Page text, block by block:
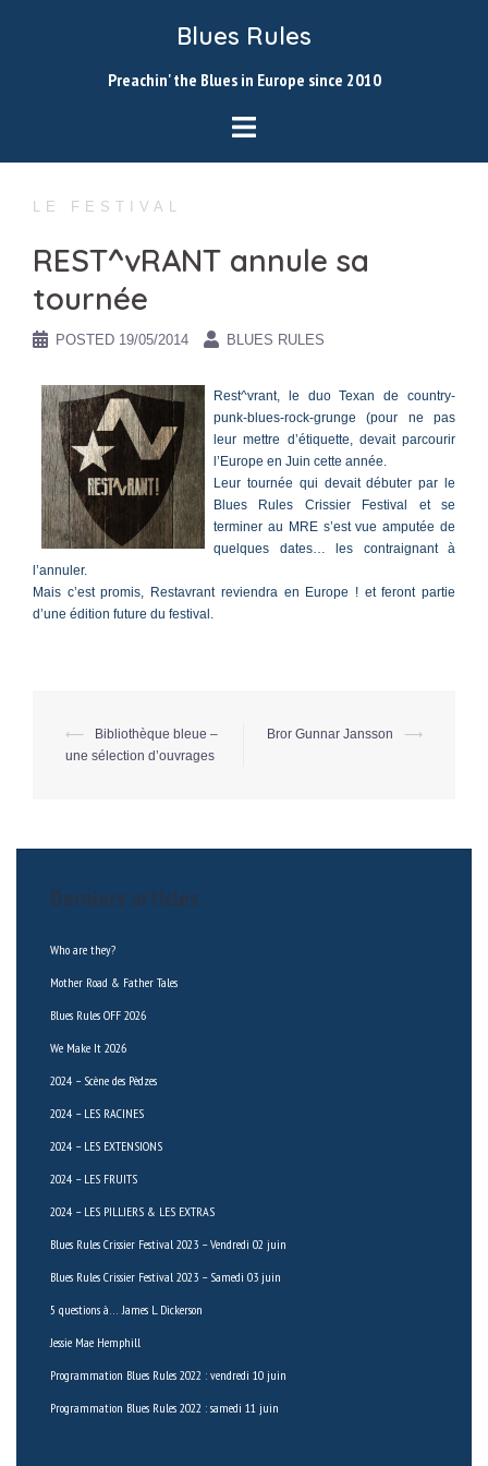
Blues Rules
Preachin' the Blues in Europe since 2010
LE FESTIVAL
REST^vRANT annule sa
tournée
POSTED 19/05/2014 BLUES RULES
Rest^vrant, le duo Texan de country-
punk-blues-rock-grunge (pour ne pas
leur mettre d’étiquette, devait parcourir
l’Europe en Juin cette année.
Leur tournée qui devait débuter par le
Blues Rules Crissier Festival et se
terminer au MRE s’est vue amputée de
quelques dates… les contraignant à
l’annuler.
Mais c’est promis, Restavrant reviendra en Europe ! et feront partie
d’une édition future du festival.
Post
⟵
Bibliothèque bleue –
une sélection d’ouvrages
Bror Gunnar Jansson ⟶
Derniers articles
Who are they?
Mother Road & Father Tales
Blues Rules OFF 2026
We Make It 2026
2024 – Scène des Pèdzes
2024 – LES RACINES
2024 – LES EXTENSIONS
2024 – LES FRUITS
2024 – LES PILLIERS & LES EXTRAS
Blues Rules Crissier Festival 2023 – Vendredi 02 juin
Blues Rules Crissier Festival 2023 – Samedi 03 juin
5 questions à… James L. Dickerson
Jessie Mae Hemphill
Programmation Blues Rules 2022 : vendredi 10 juin
Programmation Blues Rules 2022 : samedi 11 juin